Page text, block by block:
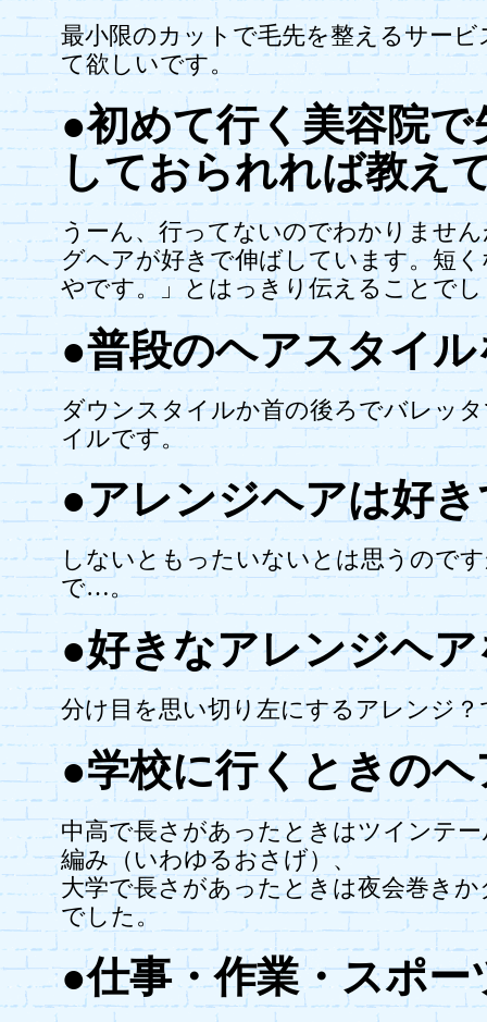
最小限のカットで毛先を整えるサー
て欲しいです。
●初めて行く美容院
しておられれば教え
うーん、行ってないのでわかりませ
グヘアが好きで伸ばしています。短
やです。」とはっきり伝えることで
●普段のヘアスタイ
ダウンスタイルか首の後ろでバレッ
イルです。
●アレンジヘアは好
しないともったいないとは思うので
で…。
●好きなアレンジヘ
分け目を思い切り左にするアレンジ？
●学校に行くときの
中高で長さがあったときはツインテ
編み（いわゆるおさげ）、
大学で長さがあったときは夜会巻き
でした。
●仕事・作業・スポ